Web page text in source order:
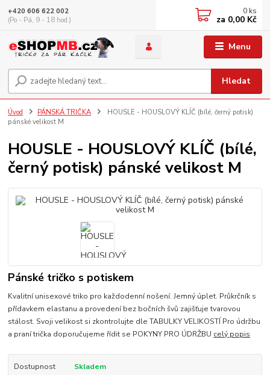
Menu
Hledat
+420 606 622 002
(Po - Pá, 9 - 18 hod.)
0 ks
za 0,00 Kč
Úvod PÁNSKÁ TRIČKA
HOUSLE - HOUSLOVÝ KLÍČ (bílé, černý potisk)
pánské velikost M
HOUSLE - HOUSLOVÝ KLÍČ (bílé,
černý potisk) pánské velikost M
Pánské tričko s potiskem
Kvalitní unisexové triko pro každodenní nošení. Jemný úplet. Průkrčník s
přídavkem elastanu a provedení bez bočních švů zajišťuje tvarovou
stálost. Svoji velikost si zkontrolujte dle TABULKY VELIKOSTÍ Pro údržbu
a praní trička doporučujeme řídit se POKYNY PRO ÚDRŽBU celý popis
Dostupnost
Skladem